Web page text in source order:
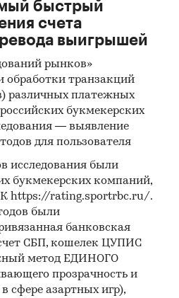
ООО `ДЕСЛА`, ООО
компрессорных
показывает
компрессорных
производство
поставок в 82,8
баланса было
21,4 тыс.т.
поставкам в 2023 г.
99%), ведущий
труб -
CO., LTD
долю занимает
43,4%, основные
быстрый
счета
выигрышей
рынков»
обработки транзакций
различных платежных
букмекерских
— выявление
для пользователя
исследования были
букмекерских компаний,
https://rating.sportrbc.ru/.
были
банковская
СБП, кошелек ЦУПИС
метод ЕДИНОГО
прозрачность и
сфере азартных игр),